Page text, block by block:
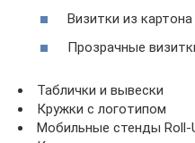
Визитки из картона
Прозрачные
Таблички и вывески
Кружки с логотипом
Мобильные стенды Roll-